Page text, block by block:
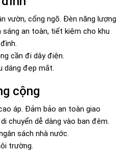
vườn, cổng ngõ. Đèn năng lượng
an toàn, tiết kiệm cho khu
cần đi dây điện.
dáng đẹp mắt.
cộng
áp. Đảm bảo an toàn giao
chuyển dễ dàng vào ban đêm.
sách nhà nước.
trường.